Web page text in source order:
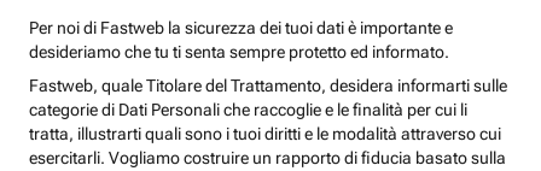
Per noi di Fastweb la sicurezza dei tuoi dati è importante e
desideriamo che tu ti senta sempre protetto ed informato.
Fastweb, quale Titolare del Trattamento, desidera informarti sulle
categorie di Dati Personali che raccoglie e le finalità per cui li
tratta, illustrarti quali sono i tuoi diritti e le modalità attraverso cui
esercitarli. Vogliamo costruire un rapporto di fiducia basato sulla